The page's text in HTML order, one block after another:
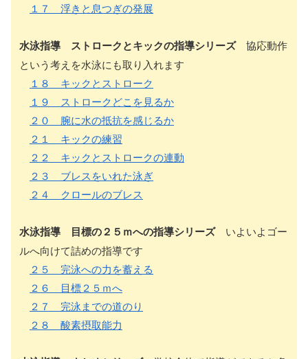
１７ 浮きと息つぎの発展
水泳指導 ストロークとキックの指導シリーズ協応動作
という考えを水泳にも取り入れます
１８ キックとストローク
１９ ストロークどこを見るか
２０ 腕に水の抵抗を感じるか
２１ キックの練習
２２ キックとストロークの連動
２３ ブレスをいれた泳ぎ
２４ クロールのブレス
水泳指導 目標の２５ｍへの指導シリーズいよいよゴー
ルへ向けて詰めの指導です
２５ 完泳への力を蓄える
２６ 目標２５ｍへ
２７ 完泳までの道のり
２８ 酸素摂取能力